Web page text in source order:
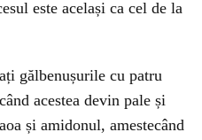
este același ca cel de la
gălbenușurile cu patru
acestea devin pale și
și amidonul, amestecând